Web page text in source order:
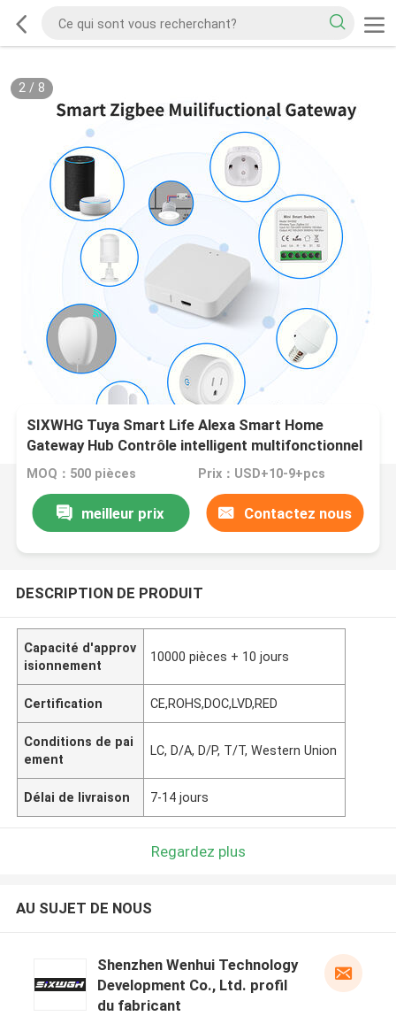
2/ 8
SIXWHG Tuya Smart Life Alexa Smart Home
Gateway Hub Contrôle intelligent multifonctionnel
pour toute la maison pour les appareils Bluetooth
MOQ：500 pièces Prix：USD+10-9+pcs
meilleur prix Contactez nous
DESCRIPTION DE PRODUIT
Capacité d'approv
isionnement
10000 pièces + 10 jours
Certification CE,ROHS,DOC,LVD,RED
Conditions de pai
ement
LC, D/A, D/P, T/T, Western Union
Délai de livraison 7-14 jours
Regardez plus
AU SUJET DE NOUS
Shenzhen Wenhui Technology
Development Co., Ltd. profil
du fabricant